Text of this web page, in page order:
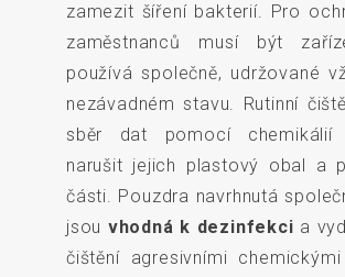
zamezit šíření bakterií. Pro
zaměstnanců musí být
používá společně, udržované
nezávadném stavu. Rutinní
sběr dat pomocí chemikálií
narušit jejich plastový obal a
části. Pouzdra navrhnutá
jsou vhodná k dezinfekci a
čištění agresivními